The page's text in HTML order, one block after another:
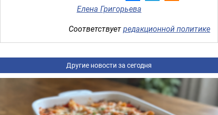
Елена Григорьева
Соответствуетредакционной политике
Другие новости за сегодня